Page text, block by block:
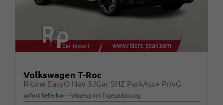
Volkswagen T-Roc
R-Line EasyO Nav 5JGar SHZ ParkAss+ PrivG
sofort lieferbar Fahrzeug mit Tageszulassung